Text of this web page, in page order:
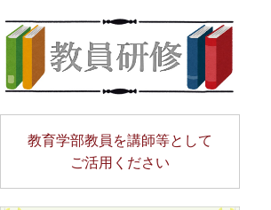
教育学部教員を講師等として
ご活用ください